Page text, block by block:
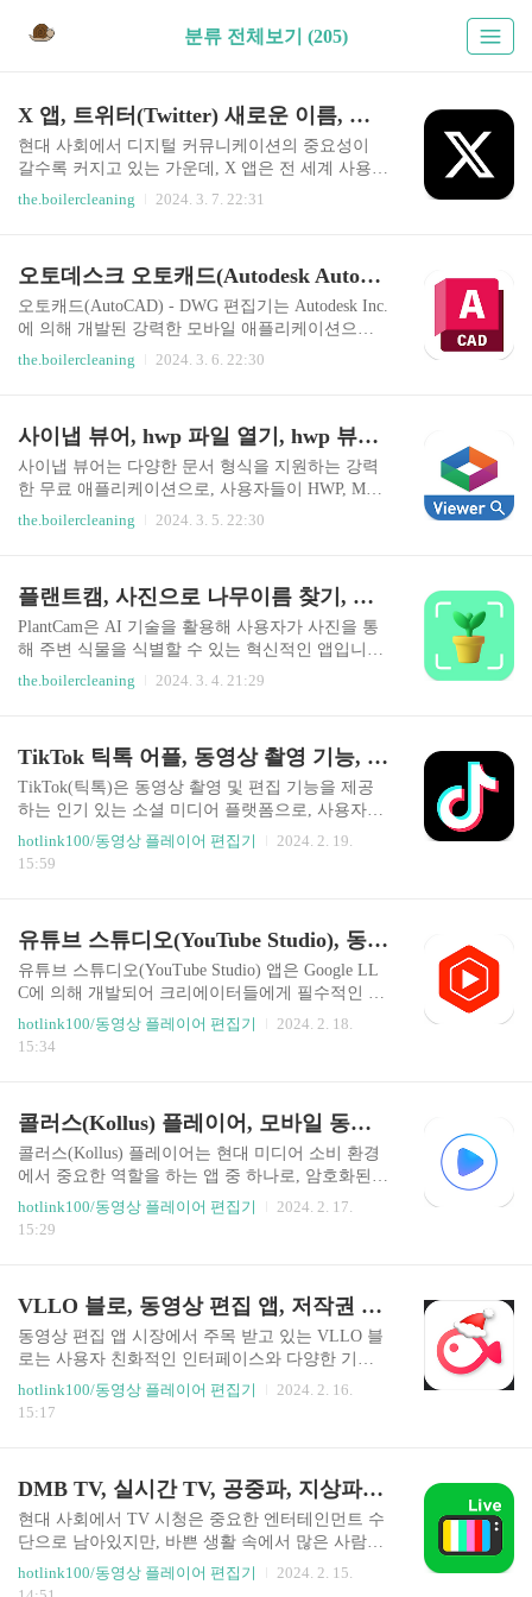
분류 전체보기 (205)
X 앱, 트위터(Twitter) 새로운 이름, 알파벳 X, 슈퍼앱
현대 사회에서 디지털 커뮤니케이션의 중요성이
갈수록 커지고 있는 가운데, X 앱은 전 세계 사용자
들에게 다양한 기능과 업데이트를 제공하며 디지
털 커뮤니티의 중심 플랫폼으로 자리잡고 있습니
을 풍부하게 하고 있습니다. 사용자들은 이 앱을 통
해 전 세계 어디서나 콘텐츠를 게시하고 공개 대화
를 할 수 있으며, 다양한 커뮤니케이션 형태를 즐길
독점 콘텐츠 등의 기능을 통해 사용자들이 자신의
러한 기능들은 디지털 커뮤니티에서의 상호작용을
더욱 풍부하고 다채롭게 만들어 사..
the.boilercleaning 2024. 3. 7. 22:31
오토데스크 오토캐드(Autodesk AutoCAD), DWG 편집기 다운로드
오토캐드(AutoCAD) - DWG 편집기는 Autodesk Inc.
에 의해 개발된 강력한 모바일 애플리케이션으로,
사용자들이 언제 어디서나 설계 및 제도 작업을 할
수 있게 도와주는 혁신적인 도구입니다. Google Pla
니다. 이 앱을 통해 사용자는 이동 중이거나 현장에
서도 DWG 파일을 열고 수정할 수 있어, 작업의 효
율성을 크게 향상시킬 수 있습니다. 비록 평균 별점
지는 못하지만, 오토캐드는 지속적인 업데이트와
구, 다도면 구현 등 사용자에게 중요..
the.boilercleaning 2024. 3. 6. 22:30
사이냅 뷰어, hwp 파일 열기, hwp 뷰어 설치, hwp 뷰어 무료 다운로드
사이냅 뷰어는 다양한 문서 형식을 지원하는 강력
한 무료 애플리케이션으로, 사용자들이 HWP, MS
Office, PDF 파일 등을 편리하게 열람할 수 있도록
해 줍니다. 특히 네이버 오피스 문서를 지원하는 국
문서를 간편하게 열어볼 수 있으며, 파일 용량이 작
고 변환 속도가 빠르다는 점에서 사용자의 작업 효
율을 높여줍니다. 사용자 친화적인 인터페이스와
열람을 한층 더 쉽고 편리하게 만듭니다. 이메일이
다양한 문서 형식의 호환성을 통해 사용자는 하나
의 앱에서 필요한 모든..
the.boilercleaning 2024. 3. 5. 22:30
플랜트캠, 사진으로 나무이름 찾기, 나무 이름 검색, 나무이름 찾기 앱
PlantCam은 AI 기술을 활용해 사용자가 사진을 통
해 주변 식물을 식별할 수 있는 혁신적인 앱입니다.
100,000개 이상의 다양한 식물을 대상으로 약 98%
의 높은 정확도로 식별할 수 있는 이 앱은, 사용자
초 등 다양한 식물에 대한 정보를 쉽게 얻고자 하는
사용자에게 매우 유용합니다. PlantCam은 단순한
식별 기능을 넘어, 식물 관리에 필요한 광범위한 정
보와 조언을 제공합니다. 태양광 선호도, 토양 유
형, 물 주기 등을 포함한 관리 정보와 함께, 병해충
the.boilercleaning 2024. 3. 4. 21:29
TikTok 틱톡 어플, 동영상 촬영 기능, 편리한 편집 도구, 스티커, 필터, 배경음악
TikTok(틱톡)은 동영상 촬영 및 편집 기능을 제공
하는 인기 있는 소셜 미디어 플랫폼으로, 사용자에
게 창의적인 콘텐츠 생성과 공유의 기회를 제공합
니다. 이 앱은 스티커, 필터, 배경음악과 같은 다양
브러리를 통해 다양한 즐거움을 제공하고 있습니
다. 사용자 리뷰에 따르면, TikTok은 전반적으로 긍
정적인 평가를 받고 있지만, 자동 번역의 오류나 관
심 없는 콘텐츠의 반복에 대한 불편함을 표현하는
사용자들도 있습니다. 이에 TikTok은 최근 업데이
hotlink100/동영상 플레이어 편집기
2024. 2. 19.
15:59
유튜브 스튜디오(YouTube Studio), 동영상 편집, 유튜브 채널 관리, 모바일 크리에이터를 위한 필수 도구
유튜브 스튜디오(YouTube Studio) 앱은 Google LL
C에 의해 개발되어 크리에이터들에게 필수적인 도
구로 자리잡은 애플리케이션입니다. 이 앱은 Googl
e Play 스토어에서 4.3의 높은 평점을 기록하고 있
리하고 커뮤니티와 소통할 수 있는 강력한 도구를
제공합니다. 이 앱은 채널 대시보드, 분석 탭, 댓글
관리, 콘텐츠 업데이트, 수익 창출 기능 등 다양한
기능을 제공하며, 크리에이터의 필수 도구로서 활
용됩니다. 사용자 리뷰 대부분은 긍정적으로, 크리
hotlink100/동영상 플레이어 편집기
2024. 2. 18.
15:34
콜러스(Kollus) 플레이어, 모바일 동영상 재생, 암호화된 컨텐츠 재생을 위한 전용 플레이어
콜러스(Kollus) 플레이어는 현대 미디어 소비 환경
에서 중요한 역할을 하는 앱 중 하나로, 암호화된
컨텐츠 재생을 지원하는 전용 플레이어입니다. 이
앱은 사용자들에게 다양한 기능을 제공하며, 100만
4.1 이상의 버전 지원 등 다양한 기능을 제공합니
다. 최근 업데이트는 2023년 12월 13일에 이루어졌
으며, 데이터 보안 측면에서 안전하다고 선언하고
있습니다. 사용자들의 평가에 따르면, 이 앱은 밝기
조절, 오디오 설정, 다운로드 관리와 같은 기능에
hotlink100/동영상 플레이어 편집기
2024. 2. 17.
15:29
VLLO 블로, 동영상 편집 앱, 저작권 문제 없는 배경음악과 효과음, 크로마키, PIP, 모자이크
동영상 편집 앱 시장에서 주목 받고 있는 VLLO 블
로는 사용자 친화적인 인터페이스와 다양한 기능
으로 많은 이들의 관심을 받고 있습니다. 이 앱은
직관적인 UI와 다양한 편집 도구를 제공하며, 4.1
하였으며, 데이터 보안과 개인 정보 보호에 큰 중요
성을 두고 있습니다. 이 앱은 간단한 컷 편집부터
전문가 수준의 크로마키 및 PIP 기능까지 제공하여
누구나 쉽고 빠르게 영상을 제작할 수 있습니다. A
I 페이스 트래킹, 크로마키, 다양한 필터와 트랜지
hotlink100/동영상 플레이어 편집기
2024. 2. 16.
15:17
DMB TV, 실시간 TV, 공중파, 지상파, 케이블, 종합편성
현대 사회에서 TV 시청은 중요한 엔터테인먼트 수
단으로 남아있지만, 바쁜 생활 속에서 많은 사람들
이 실시간 방송을 즐기기 어려운 상황에 놓여있습
니다. 이러한 문제를 해결하기 위해 'DMB TV - 실
hotlink100/동영상 플레이어 편집기
2024. 2. 15.